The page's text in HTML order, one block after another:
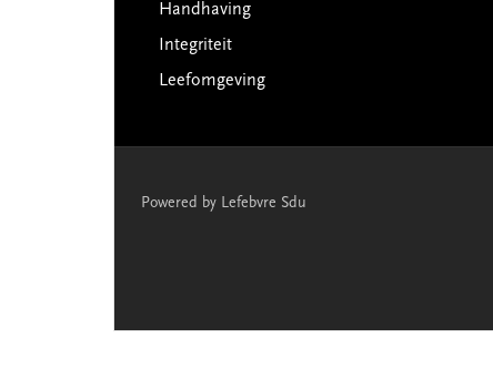
Handhaving
Integriteit
Leefomgeving
Powered by Lefebvre Sdu